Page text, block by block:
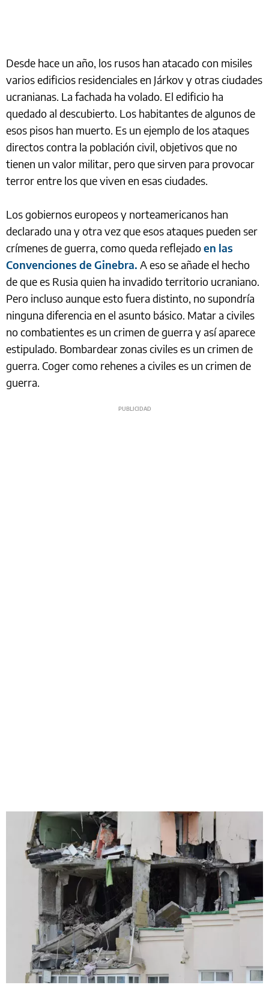
Desde hace un año, los rusos han atacado con misiles
varios edificios residenciales en Járkov y otras ciudades
ucranianas. La fachada ha volado. El edificio ha
quedado al descubierto. Los habitantes de algunos de
esos pisos han muerto. Es un ejemplo de los ataques
directos contra la población civil, objetivos que no
tienen un valor militar, pero que sirven para provocar
terror entre los que viven en esas ciudades.
Los gobiernos europeos y norteamericanos han
declarado una y otra vez que esos ataques pueden ser
crímenes de guerra, como queda reflejadoen las
Convenciones de Ginebra. A eso se añade el hecho
de que es Rusia quien ha invadido territorio ucraniano.
Pero incluso aunque esto fuera distinto, no supondría
ninguna diferencia en el asunto básico. Matar a civiles
no combatientes es un crimen de guerra y así aparece
estipulado. Bombardear zonas civiles es un crimen de
guerra. Coger como rehenes a civiles es un crimen de
guerra.